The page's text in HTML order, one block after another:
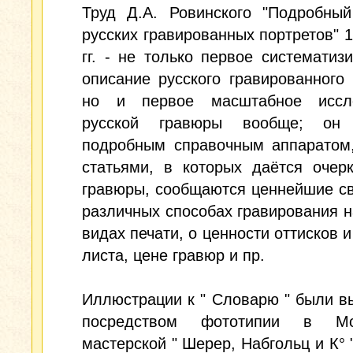
Труд Д.А. Ровинского
русских гравированных портретов"
гг. - не только первое
описание русского гравированного
но и первое масштабное
русской гравюры вообще; он
подробным справочным
статьями, в которых даётся
гравюры, сообщаются ценнейшие
различных способах гравирования
видах печати, о ценности оттисков
листа, цене гравюр и пр.
Иллюстрации к " Словарю " были
посредством фототипии в
мастерской " Шерер, Набгольц и